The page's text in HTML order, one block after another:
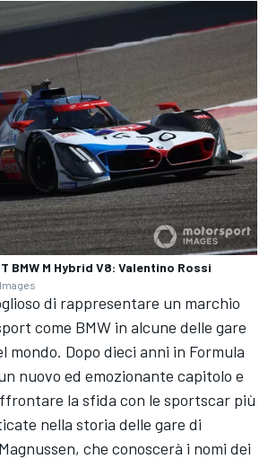
BMW M Hybrid V8: Valentino Rossi
di rappresentare un marchio
come BMW in alcune delle gare
mondo. Dopo dieci anni in Formula
nuovo ed emozionante capitolo e
la sfida con le sportscar più
nella storia delle gare di
che conoscerà i nomi dei